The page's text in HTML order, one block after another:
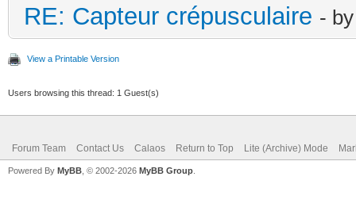
RE: Capteur crépusculaire -
View a Printable Version
Users browsing this thread: 1 Guest(s)
Forum Team Contact Us Calaos Return to Top Lite (Archive) Mode
Powered By MyBB , © 2002-2026 MyBB Group